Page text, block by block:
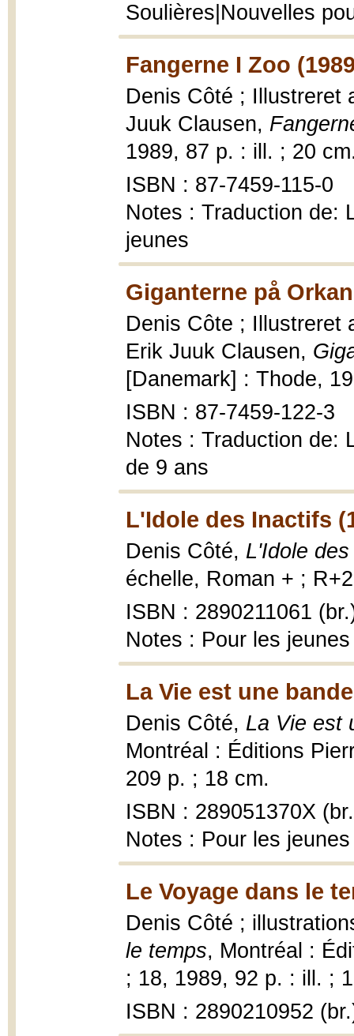
Soulières|Nouvelles
Fangerne I Zoo
Denis Côté ; Illustreret
Juuk Clausen,
1989, 87 p. : ill. ; 20
ISBN : 87-7459-115-0
Notes : Traduction de:
jeunes
Giganterne på
Denis Côte ; Illustreret
Erik Juuk Clausen,
[Danemark] : Thode,
ISBN : 87-7459-122-3
Notes : Traduction de:
de 9 ans
L'Idole des Inactifs
Denis Côté, L'Idole
échelle, Roman + ;
ISBN : 2890211061
Notes : Pour les
La Vie est une
Denis Côté, La Vie est
Montréal : Éditions
209 p. ; 18 cm.
ISBN : 289051370X
Notes : Pour les jeunes
Le Voyage dans le
Denis Côté ;
le temps, Montréal :
; 18, 1989, 92 p. : ill. ;
ISBN : 2890210952